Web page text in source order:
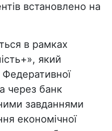
встановлено на
в рамках
який
через банк
завданнями
економічної